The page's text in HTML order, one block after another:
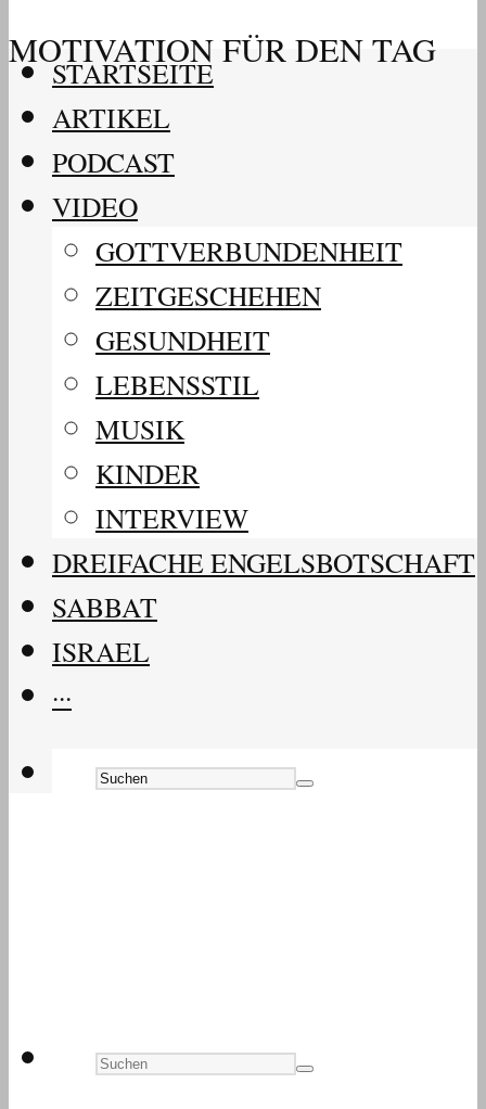
MOTIVATION FÜR DEN TAG
STARTSEITE
ARTIKEL
PODCAST
VIDEO
GOTTVERBUNDENHEIT
ZEITGESCHEHEN
GESUNDHEIT
LEBENSSTIL
MUSIK
KINDER
INTERVIEW
DREIFACHE ENGELSBOTSCHAFT
SABBAT
ISRAEL
···